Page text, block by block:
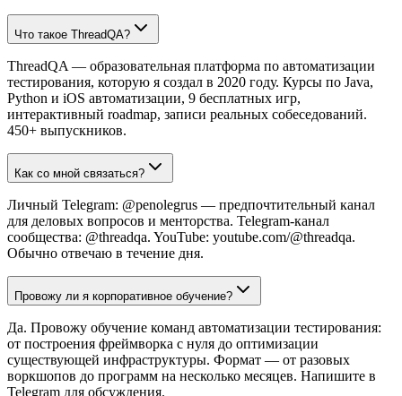
Что такое ThreadQA?
ThreadQA — образовательная платформа по автоматизации
тестирования, которую я создал в 2020 году. Курсы по Java,
Python и iOS автоматизации, 9 бесплатных игр,
интерактивный roadmap, записи реальных собеседований.
450+ выпускников.
Как со мной связаться?
Личный Telegram: @penolegrus — предпочтительный канал
для деловых вопросов и менторства. Telegram-канал
сообщества: @threadqa. YouTube: youtube.com/@threadqa.
Обычно отвечаю в течение дня.
Провожу ли я корпоративное обучение?
Да. Провожу обучение команд автоматизации тестирования:
от построения фреймворка с нуля до оптимизации
существующей инфраструктуры. Формат — от разовых
воркшопов до программ на несколько месяцев. Напишите в
Telegram для обсуждения.